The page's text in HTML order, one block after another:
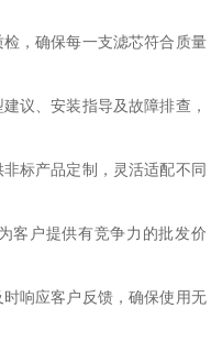
检，确保每一支滤芯符合质量
议、安装指导及故障排查，
标产品定制，灵活适配不同
客户提供有竞争力的批发价
时响应客户反馈，确保使用无